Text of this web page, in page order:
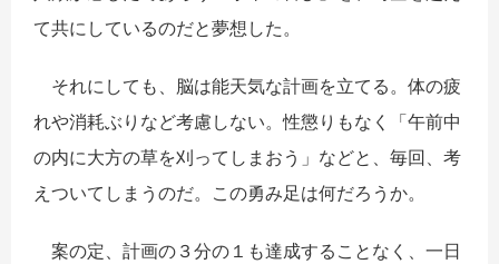
て共にしているのだと夢想した。
それにしても、脳は能天気な計画を立てる。体の疲
れや消耗ぶりなど考慮しない。性懲りもなく「午前中
の内に大方の草を刈ってしまおう」などと、毎回、考
えついてしまうのだ。この勇み足は何だろうか。
案の定、計画の３分の１も達成することなく、一日